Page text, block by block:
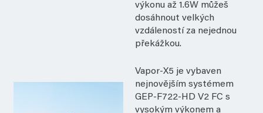
výkonu až 1.6W můžeš
dosáhnout velkých
vzdáleností za nejednou
překážkou.
Vapor-X5 je vybaven
nejnovějším systémem
GEP-F722-HD V2 FC s
vysokým výkonem a